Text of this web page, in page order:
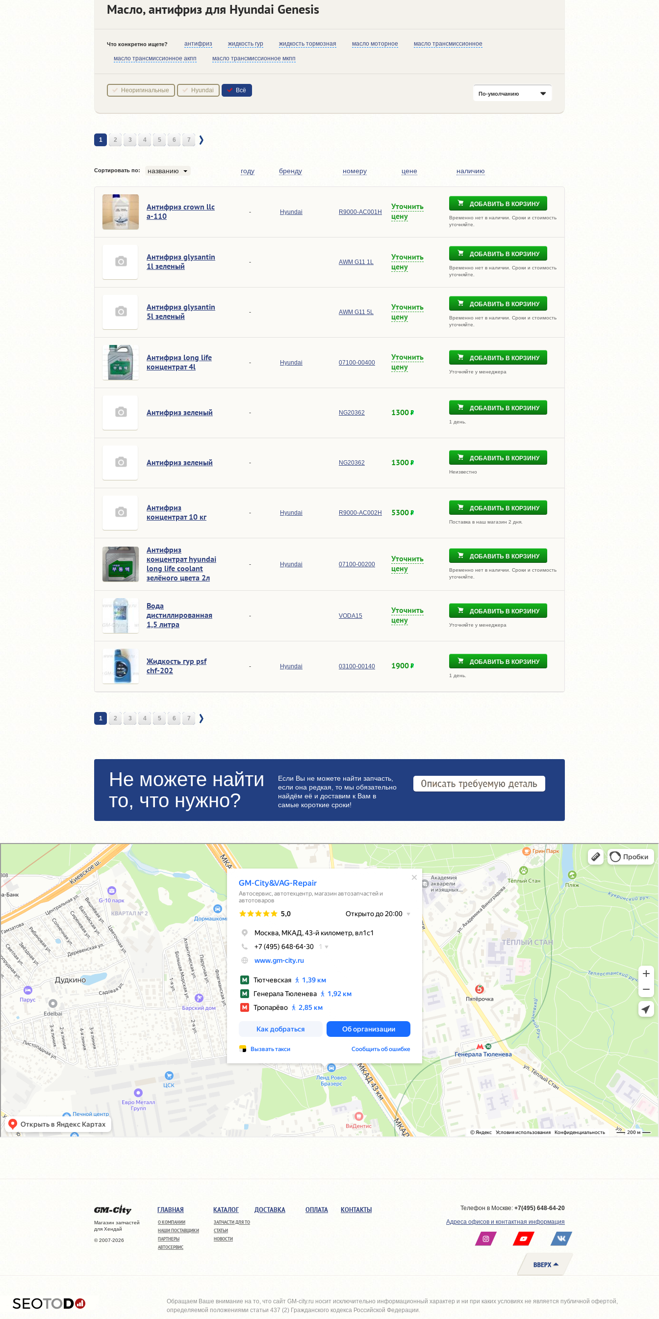
Масло, антифриз для Hyundai Genesis
Что конкретно ищете? антифриз жидкость гур жидкость тормозная масло моторное масло трансмиссионное
масло трансмиссионное акпп масло трансмиссионное мкпп
Неоригинальные Hyundai Всё По-умолчанию
1 2 3 4 5 6 7
Сортировать по: названию году бренду номеру цене наличию
Антифриз crown llc
a-110
- Hyundai R9000-AC001H
Уточнить
цену
ДОБАВИТЬ В КОРЗИНУ
Временно нет в наличии. Сроки и стоимость
уточняйте.
Антифриз glysantin
1l зеленый
- AWM G11 1L
Уточнить
цену
ДОБАВИТЬ В КОРЗИНУ
Временно нет в наличии. Сроки и стоимость
уточняйте.
Антифриз glysantin
5l зеленый
- AWM G11 5L
Уточнить
цену
ДОБАВИТЬ В КОРЗИНУ
Временно нет в наличии. Сроки и стоимость
уточняйте.
Антифриз long life
концентрат 4l
- Hyundai 07100-00400
Уточнить
цену
ДОБАВИТЬ В КОРЗИНУ
Уточняйте у менеджера
Антифриз зеленый - NG20362 1300 ДОБАВИТЬ В КОРЗИНУ
1 день.
Антифриз зеленый - NG20362 1300 ДОБАВИТЬ В КОРЗИНУ
Неизвестно
Антифриз
концентрат 10 кг
- Hyundai R9000-AC002H 5300 ДОБАВИТЬ В КОРЗИНУ
Поставка в наш магазин 2 дня.
Антифриз
концентрат hyundai
long life coolant
зелёного цвета 2л
- Hyundai 07100-00200
Уточнить
цену
ДОБАВИТЬ В КОРЗИНУ
Временно нет в наличии. Сроки и стоимость
уточняйте.
Вода
дистиллированная
1,5 литра
- VODA15
Уточнить
цену
ДОБАВИТЬ В КОРЗИНУ
Уточняйте у менеджера
Жидкость гур psf
chf-202
- Hyundai 03100-00140 1900 ДОБАВИТЬ В КОРЗИНУ
1 день.
1 2 3 4 5 6 7
Не можете найти
то, что нужно?
Если Вы не можете найти запчасть,
если она редкая, то мы обязательно
найдём её и доставим к Вам в
самые короткие сроки!
GM-City&VAG-Repair
Автосервис, автотехцентр в Москве
Магазин автозапчастей и автотоваров в Москве
Магазин запчастей
для Хендай
© 2007-2026
ГЛАВНАЯ
О КОМПАНИИ
НАШИ ПОСТАВЩИКИ
ПАРТНЕРЫ
АВТОСЕРВИС
КАТАЛОГ
ЗАПЧАСТИ ДЛЯ ТО
СТАТЬИ
НОВОСТИ
ДОСТАВКА ОПЛАТА КОНТАКТЫ Телефон в Москве: +7(495) 648-64-20
Адреса офисов и контактная информация
Обращаем Ваше внимание на то, что сайт GM-city.ru носит исключительно информационный характер и ни при каких условиях не является публичной офертой,
определяемой положениями статьи 437 (2) Гражданского кодекса Российской Федерации.